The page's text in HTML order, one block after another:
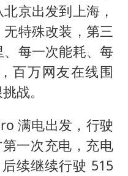
京出发到上海，
特殊改装，第三
每一次能耗、每
百万网友在线围
战。
满电出发，行驶
一次充电，充电
续继续行驶 515